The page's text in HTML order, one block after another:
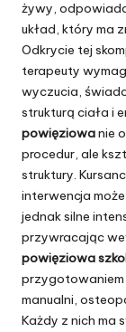
żywy,
układ, który ma
Odkrycie tej
terapeuty
wyczucia,
strukturą ciała i
powięziowanie
procedur, ale
struktury.
interwencja
jednak silne
przywracając
powięziowa
przygotowaniem
manualni,
Każdy z nich ma